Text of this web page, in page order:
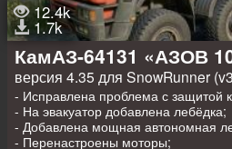
12.4k
1.7k
КамАЗ-64131 «АЗОВ
версия 4.35 для SnowRunner
- Исправлена проблема с защитой
- На эвакуатор добавлена лебёдка;
- Добавлена мощная автономная
- Перенастроены моторы;